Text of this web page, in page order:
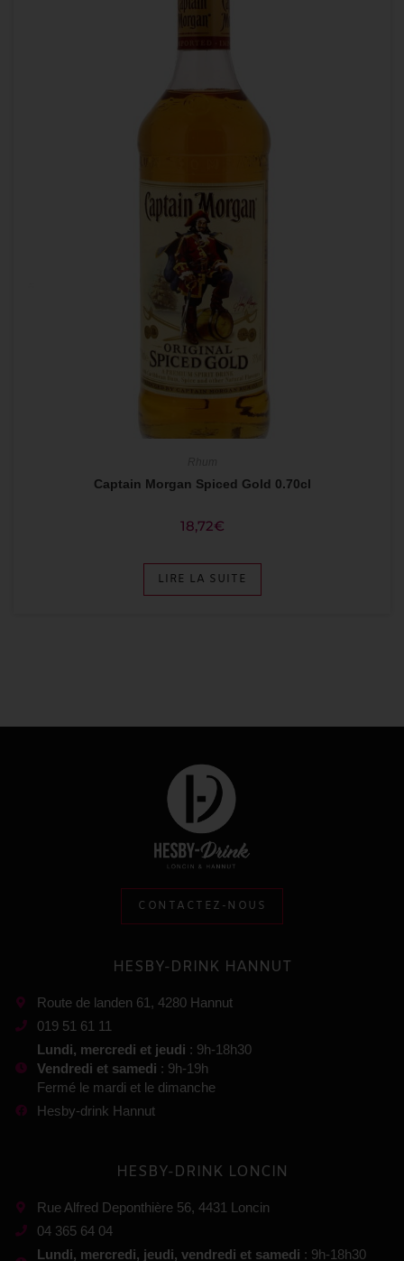
Captain Morgan Spiced Gold 0.70cl
18,72€
LIRE LA SUITE
CONTACTEZ-NOUS
HESBY-DRINK HANNUT
Route de landen 61, 4280 Hannut
019 51 61 11
Lundi, mercredi et jeudi : 9h-18h30
Vendredi et samedi : 9h-19h
Fermé le mardi et le dimanche
Hesby-drink Hannut
HESBY-DRINK LONCIN
Rue Alfred Deponthière 56, 4431 Loncin
04 365 64 04
Lundi, mercredi, jeudi, vendredi et samedi : 9h-18h30